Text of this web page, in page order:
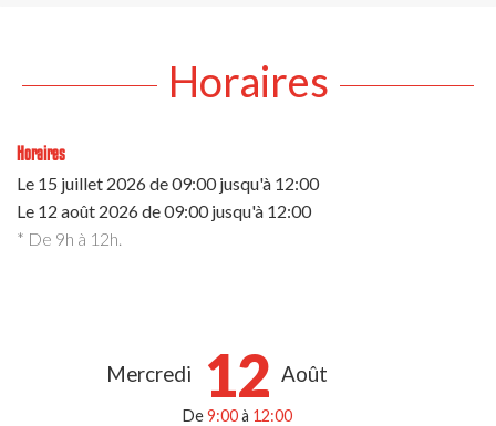
Horaires
Horaires
Le 15 juillet 2026de 09:00 jusqu'à 12:00
Le 12 août 2026de 09:00 jusqu'à 12:00
* De 9h à 12h.
Mercredi 12 Août
De9:00à 12:00